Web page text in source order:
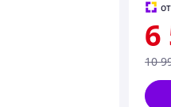
от
6
10